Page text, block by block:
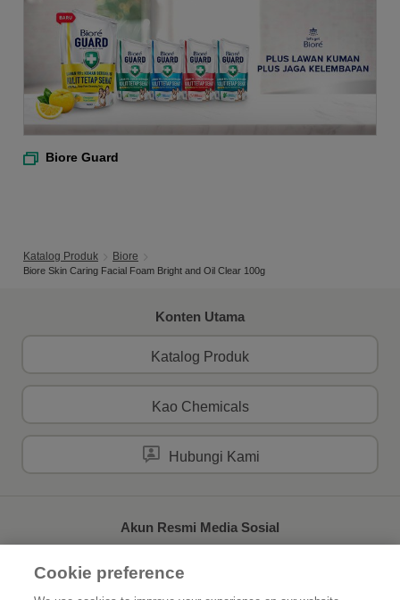
Biore Guard
Katalog Produk Biore
Biore Skin Caring Facial Foam Bright and Oil Clear 100g
Konten Utama
Katalog Produk
Kao Chemicals
Hubungi Kami
Akun Resmi Media Sosial
Cookie preference